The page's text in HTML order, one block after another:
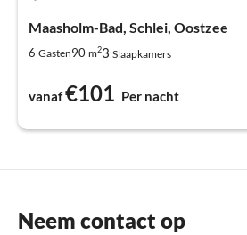
Maasholm-Bad, Schlei, Oostzee
6 Gasten90 m23 Slaapkamers
vanaf€101 Per nacht
Neem contact op